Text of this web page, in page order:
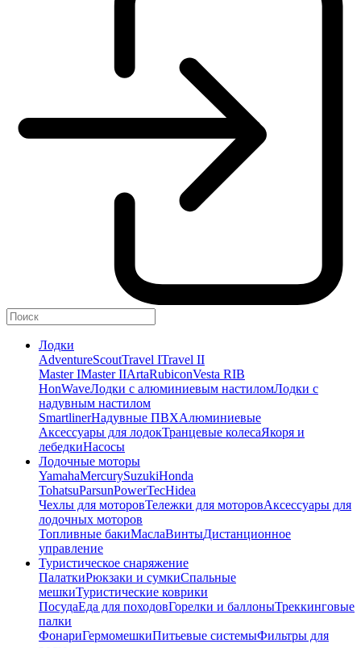
Лодки
AdventureScoutTravel ITravel II
Master IMaster IIArtaRubiconVesta RIB
HonWaveЛодки с алюминиевым настиломЛодки с
надувным настилом
SmartlinerНадувные ПВХАлюминиевые
Аксессуары для лодокТранцевые колесаЯкоря и
лебедкиНасосы
Лодочные моторы
YamahaMercurySuzukiHonda
TohatsuParsunPowerTecHidea
Чехлы для моторовТележки для моторовАксессуары для
лодочных моторов
Топливные бакиМаслаВинтыДистанционное
управление
Туристическое снаряжение
ПалаткиРюкзаки и сумкиСпальные
мешкиТуристические коврики
ПосудаЕда для походовГорелки и баллоныТреккинговые
палки
ФонариГермомешкиПитьевые системыФильтры для